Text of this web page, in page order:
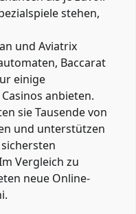
stehen,
und Aviatrix
Baccarat
einige
anbieten.
sie Tausende von
und unterstützen
Vergleich zu
neue Online-